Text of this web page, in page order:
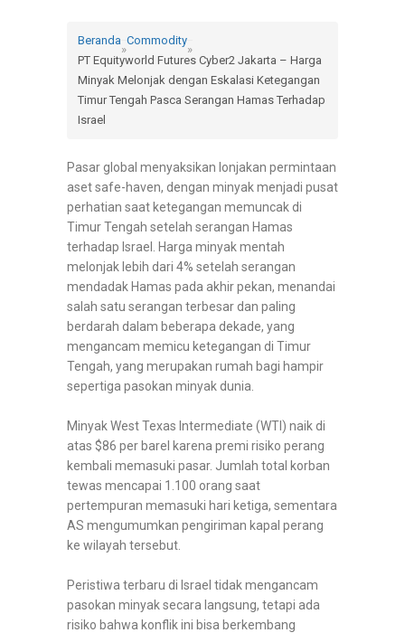
Beranda
»
Commodity
»
PT Equityworld Futures Cyber2 Jakarta – Harga
Minyak Melonjak dengan Eskalasi Ketegangan
Timur Tengah Pasca Serangan Hamas Terhadap
Israel
Pasar global menyaksikan lonjakan permintaan
aset safe-haven, dengan minyak menjadi pusat
perhatian saat ketegangan memuncak di
Timur Tengah setelah serangan Hamas
terhadap Israel. Harga minyak mentah
melonjak lebih dari 4% setelah serangan
mendadak Hamas pada akhir pekan, menandai
salah satu serangan terbesar dan paling
berdarah dalam beberapa dekade, yang
mengancam memicu ketegangan di Timur
Tengah, yang merupakan rumah bagi hampir
sepertiga pasokan minyak dunia.
Minyak West Texas Intermediate (WTI) naik di
atas $86 per barel karena premi risiko perang
kembali memasuki pasar. Jumlah total korban
tewas mencapai 1.100 orang saat
pertempuran memasuki hari ketiga, sementara
AS mengumumkan pengiriman kapal perang
ke wilayah tersebut.
Peristiwa terbaru di Israel tidak mengancam
pasokan minyak secara langsung, tetapi ada
risiko bahwa konflik ini bisa berkembang